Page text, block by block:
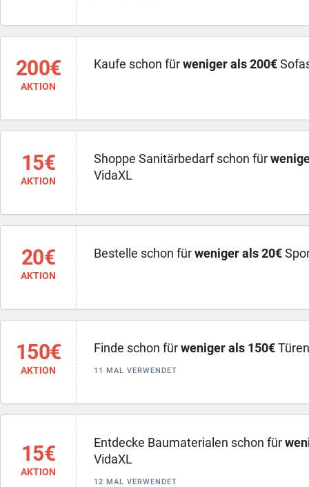
200€
AKTION
Kaufe schon fürweniger als 200€
15€
AKTION
Shoppe Sanitärbedarf schon für
VidaXL
20€
AKTION
Bestelle schon fürweniger als 20€
150€
AKTION
Finde schon fürweniger als 150€
11 MAL VERWENDET
15€
AKTION
Entdecke Baumaterialen schon für
VidaXL
12 MAL VERWENDET